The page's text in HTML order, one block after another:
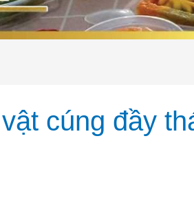
cúng đầy